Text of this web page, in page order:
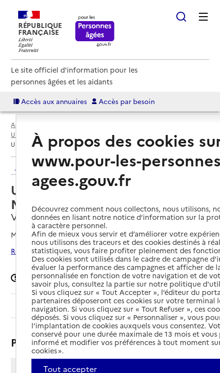
RÉPUBLIQUE
FRANÇAISE
Le site officiel d'information pour les
personnes âgées et les aidants
Accès aux annuaires Accès par besoin
Accueil
USLD par département
Aveyron (12)
USLD du Centre hospitalier Maurice Fenaille
Retour aux résultats de l'annuaire
USLD du Centre hospitalier
Maurice Fenaille
Verrières, AVEYRON
Mis à jour le03/01/2025
Rechercher les établissements autour de Verrières
Signaler une erreur
Sommaire
Présentation
À propos des cookies
www.pour-les-
agees.gouv.fr
Découvrez comment nous collectons, nous utilisons,
données en lisant notre notice d’information sur la
à caractère personnel.
Afin de mieux vous servir et d’améliorer votre
nous utilisons des traceurs et des cookies destinés à
statistiques, vous faire profiter pleinement des
Des cookies sont utilisés dans le cadre de campagne
évaluer la performance des campagnes et afficher de
personnalisée en fonction de votre navigation et de
savoir plus, consultez la partie sur notre politique
Si vous cliquez sur « Tout Accepter », l’éditeur du
partenaires déposeront ces cookies sur votre terminal
navigation. Si vous cliquez sur « Tout Refuser », ces
déposés. Si vous cliquez sur « Personnaliser », vous
l’implantation de cookies auxquels vous consentez.
conservé pour une durée maximale de 13 mois et
informé et modifier vos préférences à tout moment
cookies ».
Tout accepter